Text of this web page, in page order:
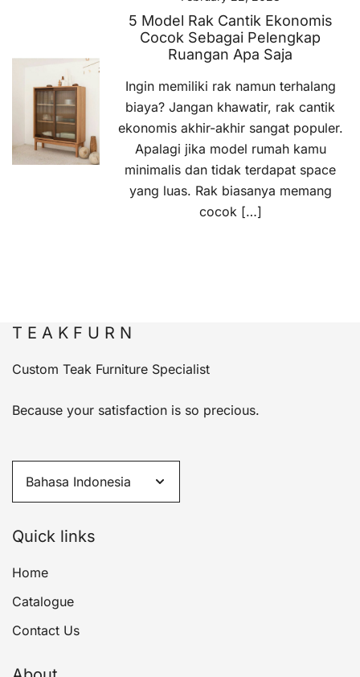
5 Model Rak Cantik Ekonomis
Cocok Sebagai Pelengkap
Ruangan Apa Saja
Ingin memiliki rak namun terhalang
biaya? Jangan khawatir, rak cantik
ekonomis akhir-akhir sangat populer.
Apalagi jika model rumah kamu
minimalis dan tidak terdapat space
yang luas. Rak biasanya memang
cocok […]
T E A K F U R N
Custom Teak Furniture Specialist
Because your satisfaction is so precious.
Quick links
Home
Catalogue
Contact Us